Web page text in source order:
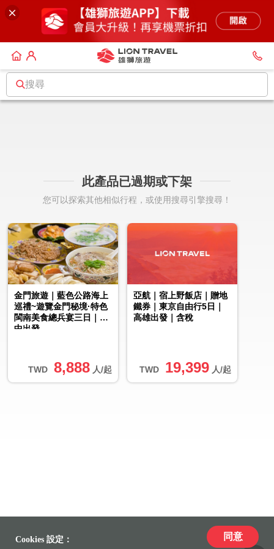
搜尋
此產品已過期或下架
您可以探索其他相似行程，或使用搜尋引擎搜尋！
TWD 8,888 人/起
金門旅遊｜藍色公路海上
巡禮~遊覽金門秘境·特色
閩南美食總兵宴三日｜台
中出發
TWD 19,399 人/起
亞航｜宿上野飯店｜贈地
鐵券｜東京自由行5日｜
高雄出發｜含稅
Cookies 設定： 同意